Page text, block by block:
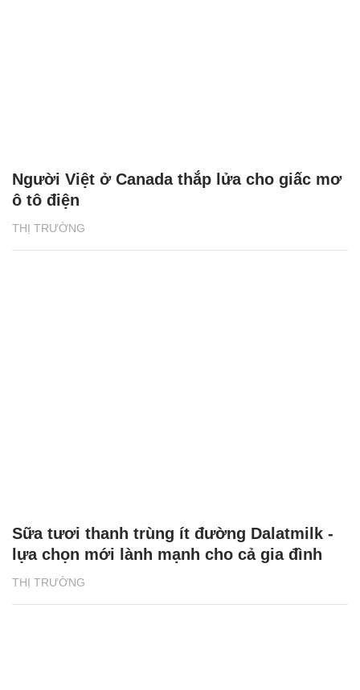
THỊ TRƯỜNG
Người Việt ở Canada thắp lửa cho giấc mơ
ô tô điện
THỊ TRƯỜNG
Sữa tươi thanh trùng ít đường Dalatmilk -
lựa chọn mới lành mạnh cho cả gia đình